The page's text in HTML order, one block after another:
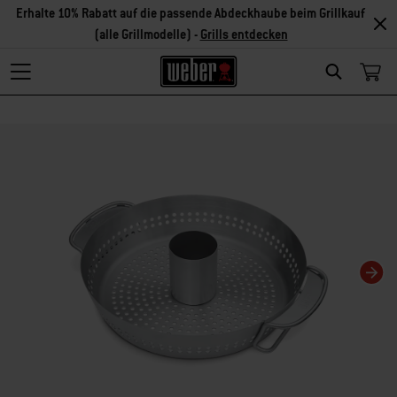
Search
Erhalte 10% Rabatt auf die passende Abdeckhaube beim Grillkauf
(alle Grillmodelle) - Grills entdecken